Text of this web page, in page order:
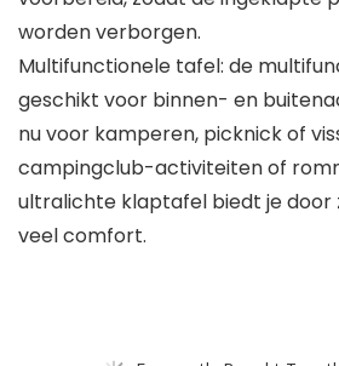
worden verborgen.
Multifunctionele tafel: de
geschikt voor binnen- en
nu voor kamperen, picknick of
campingclub-activiteiten of
ultralichte klaptafel biedt je door
veel comfort.